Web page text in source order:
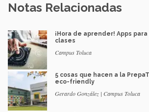
Notas Relacionadas
¡Hora de aprender! Apps
clases
Campus Toluca
5 cosas que hacen a la
eco-friendly
Gerardo González | Campus Toluca